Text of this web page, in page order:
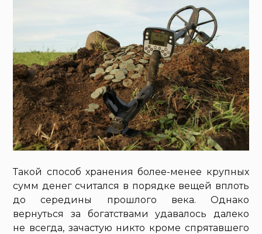
Такой способ хранения более-менее крупных
сумм денег считался в порядке вещей вплоть
до середины прошлого века. Однако
вернуться за богатствами удавалось далеко
не всегда, зачастую никто кроме спрятавшего